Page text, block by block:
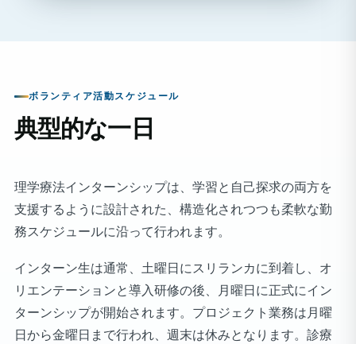
ボランティア活動スケジュール
典型的な一日
理学療法インターンシップは、学習と自己探求の両方を
支援するように設計された、構造化されつつも柔軟な勤
務スケジュールに沿って行われます。
インターン生は通常、土曜日にスリランカに到着し、オ
リエンテーションと導入研修の後、月曜日に正式にイン
ターンシップが開始されます。プロジェクト業務は月曜
日から金曜日まで行われ、週末は休みとなります。診療